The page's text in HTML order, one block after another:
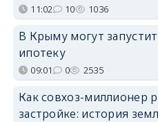
11:02 10 1036
В Крыму могут
ипотеку
09:01 0 2535
Как совхоз-миллионер
застройке: история